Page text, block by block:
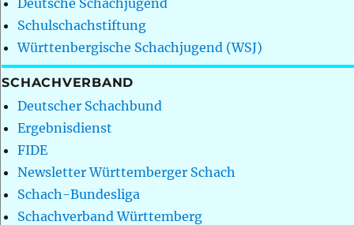
Schulschachstiftung
Württenbergische Schachjugend (WSJ)
SCHACHVERBAND
Deutscher Schachbund
Ergebnisdienst
FIDE
Newsletter Württemberger Schach
Schach-Bundesliga
Schachverband Württemberg